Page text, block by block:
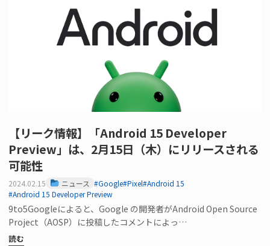
【リーク情報】「Android 15 Developer
Preview」は、2月15日（木）にリリースされる
可能性
2024.02.15 ニュース #Google#Pixel#Android 15
#Android 15 Developer Preview
9to5Googleによると、Google の開発者がAndroid Open Source
Project（AOSP）に投稿したコメントによっ…
読む